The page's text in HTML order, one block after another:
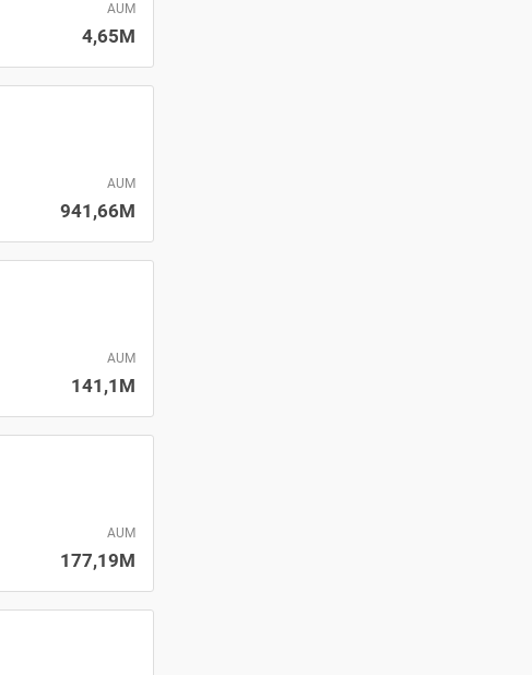
AUM
4,65M
AUM
941,66M
AUM
141,1M
AUM
177,19M